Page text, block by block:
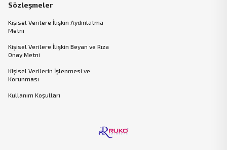
Sözleşmeler
Kişisel Verilere İlişkin Aydınlatma
Metni
Kişisel Verilere İlişkin Beyan ve Rıza
Onay Metni
Kişisel Verilerin İşlenmesi ve
Korunması
Kullanım Koşulları